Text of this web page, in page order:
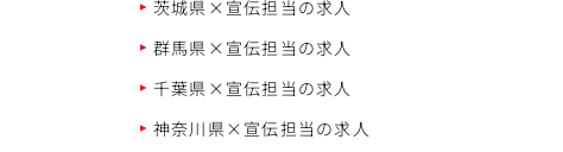
茨城県×宣伝担当の求人
群馬県×宣伝担当の求人
千葉県×宣伝担当の求人
神奈川県×宣伝担当の求人